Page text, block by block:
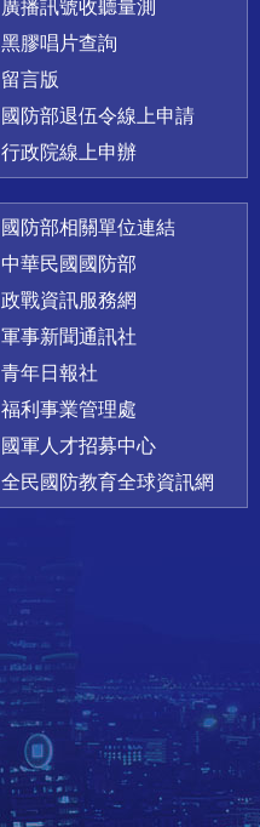
廣播訊號收聽量測
黑膠唱片查詢
留言版
國防部退伍令線上申請
行政院線上申辦
國防部相關單位連結
中華民國國防部
政戰資訊服務網
軍事新聞通訊社
青年日報社
福利事業管理處
國軍人才招募中心
全民國防教育全球資訊網